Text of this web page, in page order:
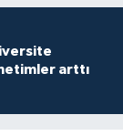
arttı